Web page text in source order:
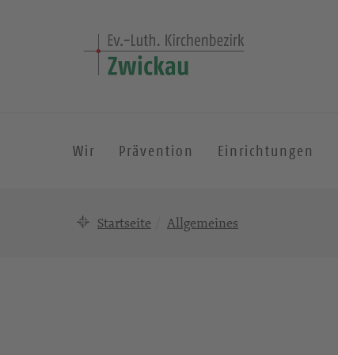
Wir Prävention Einrichtungen
Startseite Allgemeines